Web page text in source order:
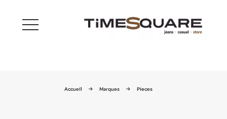
menu
Accueil Marques Pieces